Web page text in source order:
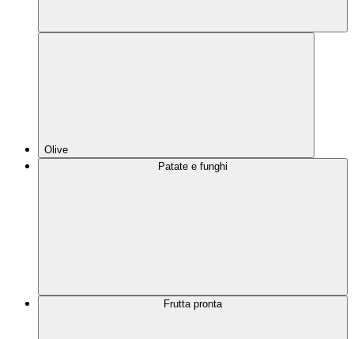
Olive
Patate e funghi
Frutta pronta